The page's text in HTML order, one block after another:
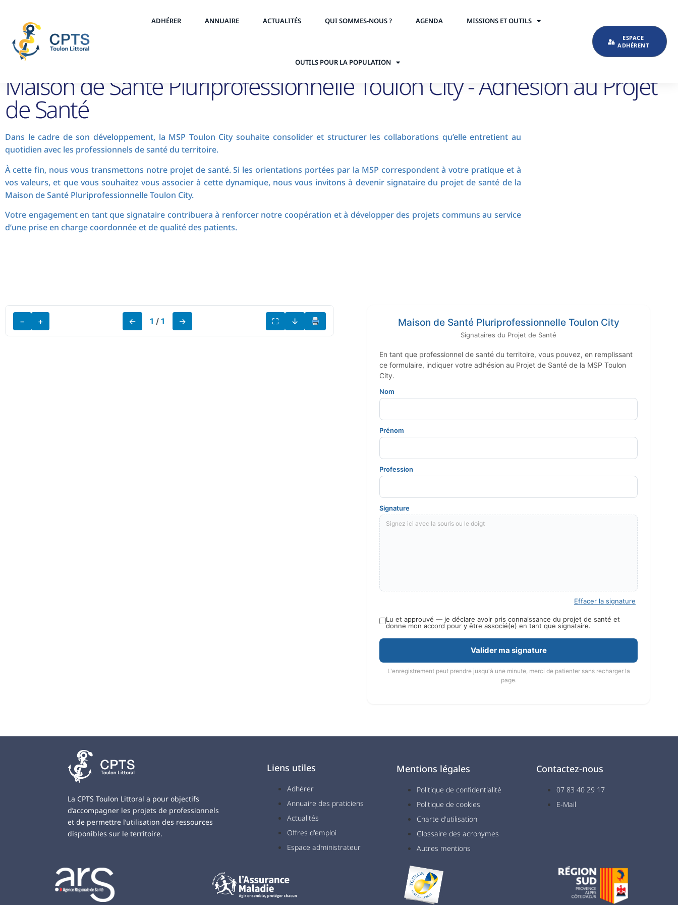
ADHÉRER ANNUAIRE ACTUALITÉS QUI SOMMES-NOUS ? AGENDA MISSIONS ET OUTILS
OUTILS POUR LA POPULATION
ESPACE
ADHÉRENT
Maison de Santé Pluriprofessionnelle Toulon City - Adhésion au Projet
de Santé
Dans le cadre de son développement, la MSP Toulon City souhaite consolider et structurer les collaborations qu’elle entretient au
quotidien avec les professionnels de santé du territoire.
À cette fin, nous vous transmettons notre projet de santé. Si les orientations portées par la MSP correspondent à votre pratique et à
vos valeurs, et que vous souhaitez vous associer à cette dynamique, nous vous invitons à devenir signataire du projet de santé de la
Maison de Santé Pluriprofessionnelle Toulon City.
Votre engagement en tant que signataire contribuera à renforcer notre coopération et à développer des projets communs au service
d’une prise en charge coordonnée et de qualité des patients.
− + ← 1 / 1 → ⛶ ↓ Maison de Santé Pluriprofessionnelle Toulon City
Signataires du Projet de Santé
En tant que professionnel de santé du territoire, vous pouvez, en remplissant
ce formulaire, indiquer votre adhésion au Projet de Santé de la MSP Toulon
City.
Nom
Prénom
Profession
Signature
Signez ici avec la souris ou le doigt
Effacer la signature
Lu et approuvé — je déclare avoir pris connaissance du projet de santé et
donne mon accord pour y être associé(e) en tant que signataire.
Valider ma signature
L'enregistrement peut prendre jusqu'à une minute, merci de patienter sans recharger la
page.
La CPTS Toulon Littoral a pour objectifs
d’accompagner les projets de professionnels
et de permettre l’utilisation des ressources
disponibles sur le territoire.
Liens utiles
Adhérer
Annuaire des praticiens
Actualités
Offres d'emploi
Espace administrateur
Mentions légales
Politique de confidentialité
Politique de cookies
Charte d'utilisation
Glossaire des acronymes
Autres mentions
Contactez-nous
07 83 40 29 17
E-Mail